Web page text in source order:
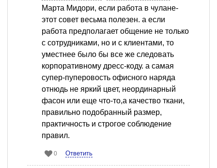
Марта Мидори, если работа в чулане-
этот совет весьма полезен. а если
работа предполагает общение не только
с сотрудниками, но и с клиентами, то
уместнее было бы все же следовать
корпоративному дресс-коду. а самая
супер-пуперовость офисного наряда
отнюдь не яркий цвет, неординарный
фасон или еще что-то,а качество ткани,
правильно подобранный размер,
практичность и строгое соблюдение
правил.
0 Ответить